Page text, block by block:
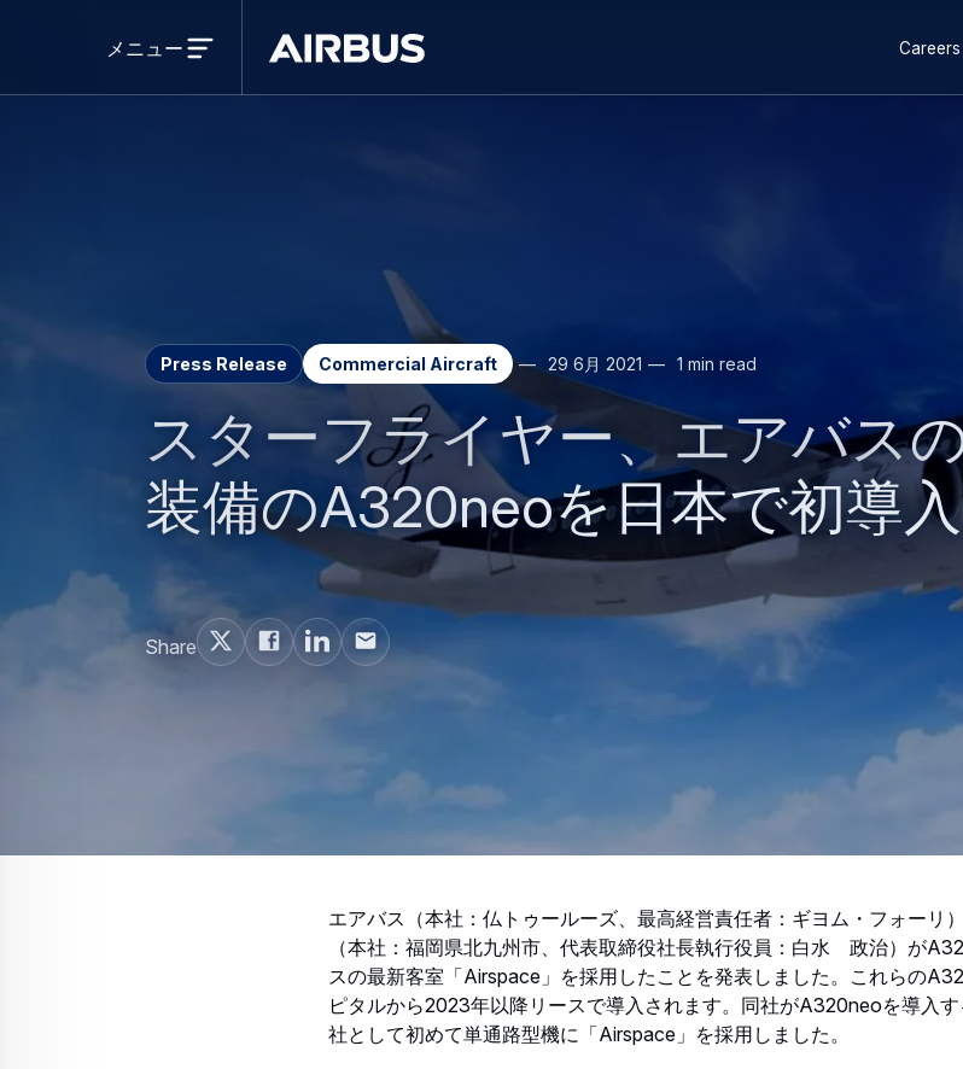
ン
search
Airbus
menu
メニュー Careers
Press Release Commercial Aircraft 29 6月 2021 1 min read
スターフライヤー、エアバス
装備のA320neoを日本で初導入
Share
エアバス（本社：仏トゥールーズ、最高経営責任者：ギヨム・フォーリ
（本社：福岡県北九州市、代表取締役社長執行役員：白水 政治）が
スの最新客室「Airspace」を採用したことを発表しました。これらの
ピタルから2023年以降リースで導入されます。同社がA320neoを導入
社として初めて単通路型機に「Airspace」を採用しました。